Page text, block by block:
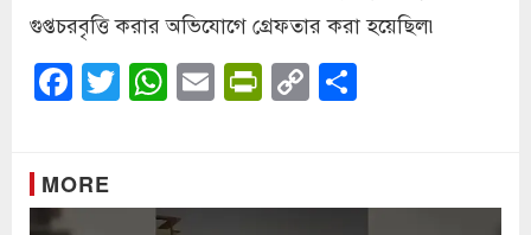
গুপ্তচরবৃত্তি করার অভিযোগে গ্রেফতার করা হয়েছিল৷
Facebook
Twitter
WhatsApp
EmailPrintFriendly
Copy
Link
MORE